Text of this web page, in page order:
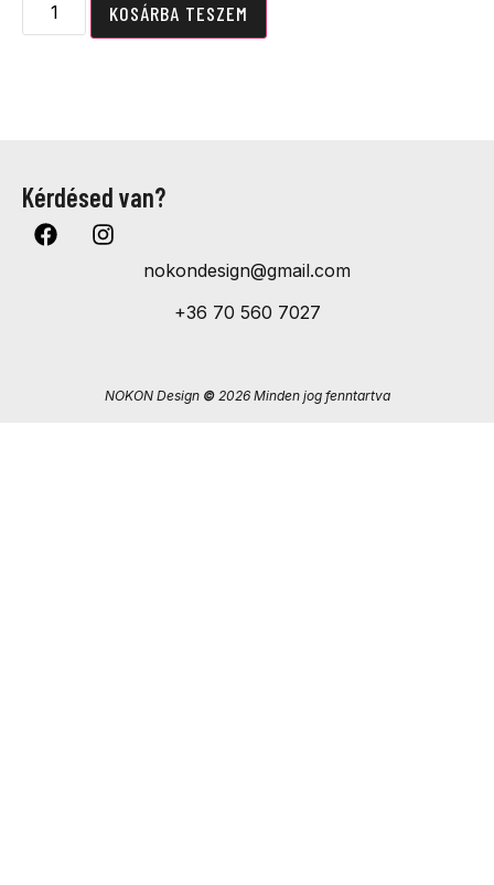
KOSÁRBA TESZEM
Kérdésed van?
nokondesign@gmail.com
+36 70 560 7027
NOKON Design ©2026 Minden jog fenntartva